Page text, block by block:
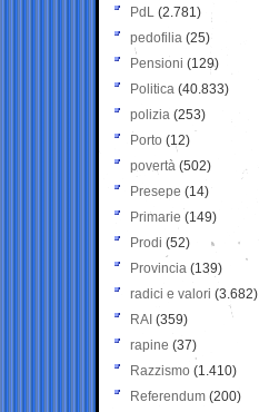
PdL (2.781)
pedofilia (25)
Pensioni (129)
Politica (40.833)
polizia (253)
Porto (12)
povertà (502)
Presepe (14)
Primarie (149)
Prodi (52)
Provincia (139)
radici e valori (3.682)
RAI (359)
rapine (37)
Razzismo (1.410)
Referendum (200)